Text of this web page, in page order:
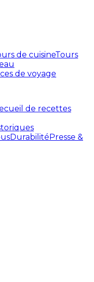
de cuisineTours
de voyage
de recettes
DurabilitéPresse &